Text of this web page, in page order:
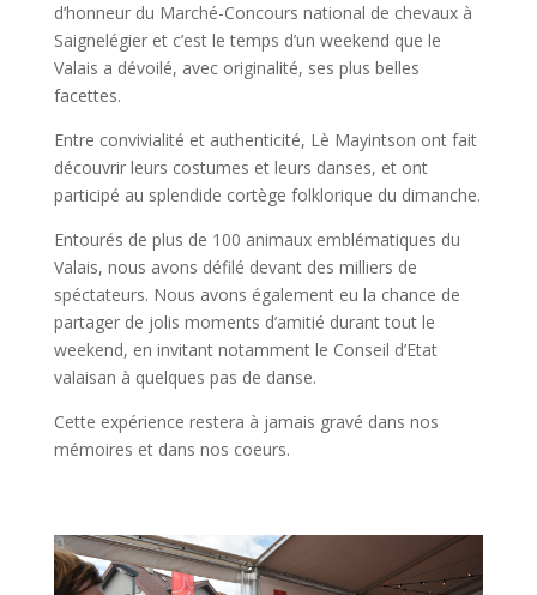
d’honneur du Marché-Concours national de chevaux à
Saignelégier et c’est le temps d’un weekend que le
Valais a dévoilé, avec originalité, ses plus belles
facettes.
Entre convivialité et authenticité, Lè Mayintson ont fait
découvrir leurs costumes et leurs danses, et ont
participé au splendide cortège folklorique du dimanche.
Entourés de plus de 100 animaux emblématiques du
Valais, nous avons défilé devant des milliers de
spéctateurs. Nous avons également eu la chance de
partager de jolis moments d’amitié durant tout le
weekend, en invitant notamment le Conseil d’Etat
valaisan à quelques pas de danse.
Cette expérience restera à jamais gravé dans nos
mémoires et dans nos coeurs.